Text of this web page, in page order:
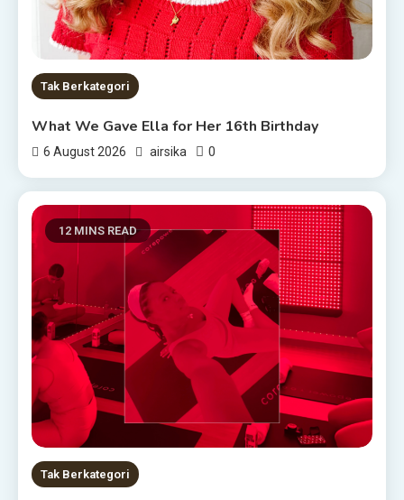
Tak Berkategori
What We Gave Ella for Her 16th Birthday
6 August 2026 airsika 0
12 MINS READ
Tak Berkategori